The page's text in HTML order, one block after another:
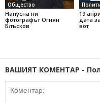
Общество
Напусна ни
фотографът Огнян
Блъсков
19
дата
вот
ВАШИЯТ КОМЕНТАР -